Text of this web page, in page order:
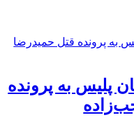
پلیس به پرونده